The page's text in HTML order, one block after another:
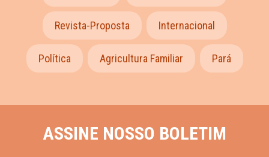
Revista-Proposta Internacional
Política Agricultura Familiar Pará
ASSINE NOSSO BOLETIM